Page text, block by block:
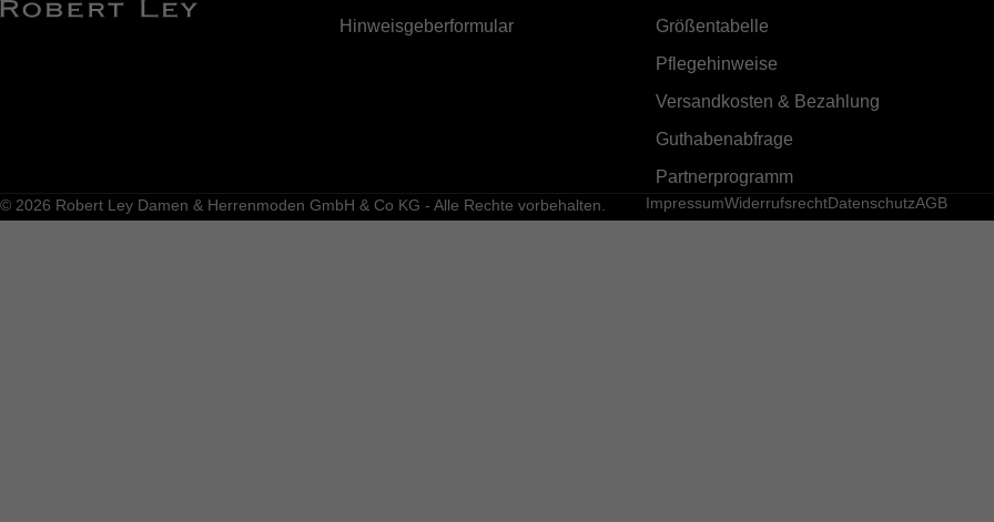
Hinweisgeberformular
Größentabelle
Pflegehinweise
Versandkosten & Bezahlung
Guthabenabfrage
Partnerprogramm
© 2026 Robert Ley Damen & Herrenmoden GmbH & Co KG - Alle Rechte vorbehalten. ImpressumWiderrufsrechtDatenschutzAGB